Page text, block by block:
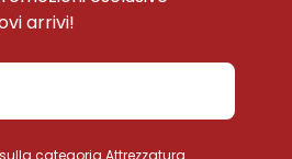
arrivi!
categoria Attrezzatura